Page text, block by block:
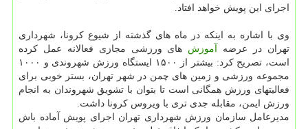
اجرای این پویش خواهد افتاد.
وی با اشاره به اینکه در ماه های گذشته از شیوع کرونا، شهرداری
تهران در عرضه آموزش های ورزشی مجازی فعالانه عمل کرده
است، تصریح کرد: بیشتر از ۱۵۰۰ ایستگاه ورزش شهروندی و ۱۰۰۰
مجموعه ورزشی و زمین های چمن در شهر تهران، بستر خوبی برای
فعالیتهای ورزش همگانی است تا بتوان با تشویق شهروندان به انجام
ورزش ایمن، مقابله جدی تری با ویروس کرونا داشت.
مدیرعامل سازمان ورزش شهرداری تهران اجرای پویش آماده باش